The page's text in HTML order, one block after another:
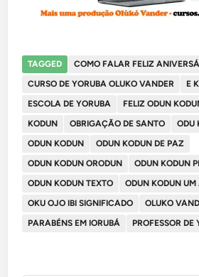
TAGGED
COMO FALAR FELIZ
CURSO DE YORUBA OLUKO VANDER
E
ESCOLA DE YORUBA
FELIZ ODUN
KODUN
OBRIGAÇÃO DE SANTO
ODU
ODUN KODUN
ODUN KODUN DE PAZ
ODUN KODUN ORODUN
ODUN KODUN
ODUN KODUN TEXTO
ODUN KODUN
OKU OJO IBI SIGNIFICADO
OLUKO
PARABÉNS EM IORUBÁ
PROFESSOR DE